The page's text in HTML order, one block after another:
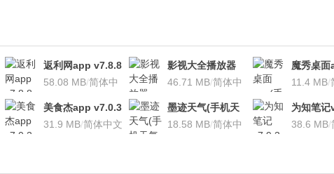
返利网app v7.8.8
安卓版
58.08 MB/简体中
影视大全播放器
v3.1.7 安卓版
46.71 MB/简体中
魔秀桌
桌面软件
11.4 MB/
美食杰app v7.0.3
安卓版
31.9 MB/简体中文
墨迹天气(手机天
气软
18.58 MB/简体中
为知笔
装本地
38.6 MB/